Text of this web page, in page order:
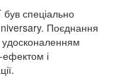
спеціально
Поєднання
ефектом і